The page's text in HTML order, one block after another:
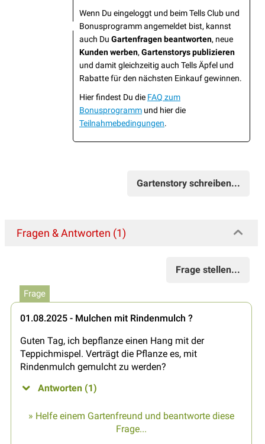
Wenn Du eingeloggt und beim Tells Club und
Bonusprogramm angemeldet bist, kannst
auch Du Gartenfragen beantworten, neue
Kunden werben, Gartenstorys publizieren
und damit gleichzeitig auch Tells Äpfel und
Rabatte für den nächsten Einkauf gewinnen.
Hier findest Du die FAQ zum
Bonusprogramm und hier die
Teilnahmebedingungen.
Gartenstory schreiben...
Fragen & Antworten (1)
Frage stellen...
Frage
01.08.2025 - Mulchen mit Rindenmulch ?
Guten Tag, ich bepflanze einen Hang mit der
Teppichmispel. Verträgt die Pflanze es, mit
Rindenmulch gemulcht zu werden?
Antworten (1)
» Helfe einem Gartenfreund und beantworte diese
Frage...